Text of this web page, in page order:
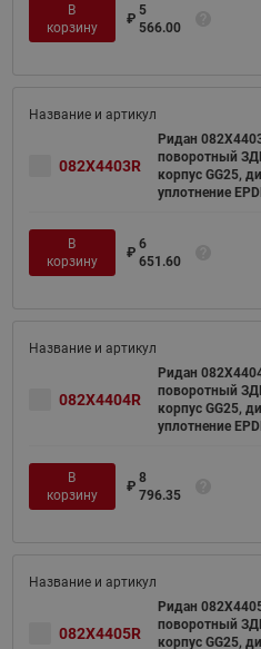
В
корзину
₽
5
566.00
082X4403R
Ридан
поворотный
корпус GG25,
уплотнение
В
корзину
₽
6
651.60
082X4404R
Ридан
поворотный
корпус GG25,
уплотнение
В
корзину
₽
8
796.35
082X4405R
Ридан
поворотный
корпус GG25,